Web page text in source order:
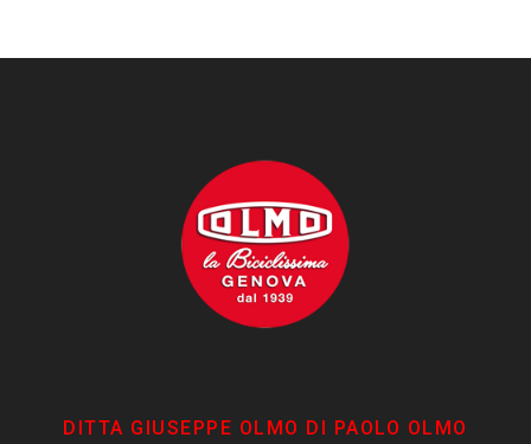
DITTA GIUSEPPE OLMO DI PAOLO OLMO